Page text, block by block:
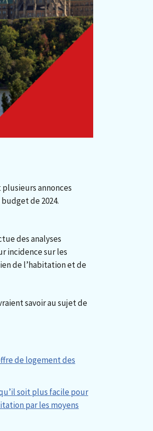
annonces
de 2024.
des analyses
incidence sur les
de l’habitation et de
savoir au sujet de
de logement des
soit plus facile pour
par les moyens